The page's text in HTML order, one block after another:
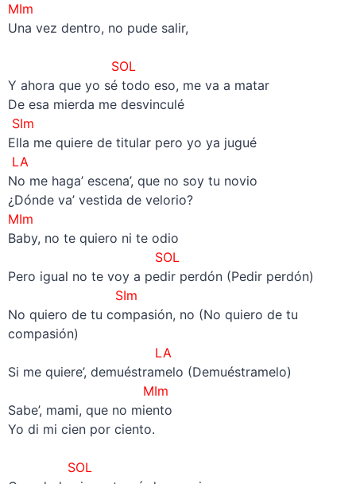
MIm
Una vez dentro, no pude salir,
SOL
Y ahora que yo sé todo eso, me va a matar
De esa mierda me desvinculé
SIm
Ella me quiere de titular pero yo ya jugué
LA
No me haga’ escena’, que no soy tu novio
¿Dónde va’ vestida de velorio?
MIm
Baby, no te quiero ni te odio
SOL
Pero igual no te voy a pedir perdón (Pedir perdón)
SIm
No quiero de tu compasión, no (No quiero de tu
compasión)
LA
Si me quiere’, demuéstramelo (Demuéstramelo)
MIm
Sabe’, mami, que no miento
Yo di mi cien por ciento.
SOL